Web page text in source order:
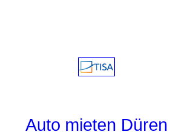
Auto mieten Düren